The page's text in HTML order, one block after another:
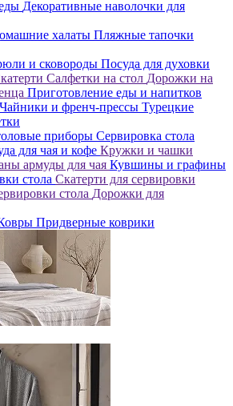
Декоративные наволочки для
халаты Пляжные тапочки
и сковороды Посуда для духовки
Салфетки на стол Дорожки на
Приготовление еды и напитков
Чайники и френч-прессы Турецкие
приборы Сервировка стола
для чая и кофе Кружки и чашки
армуды для чая Кувшины и графины
стола Скатерти для сервировки
стола Дорожки для
Придверные коврики